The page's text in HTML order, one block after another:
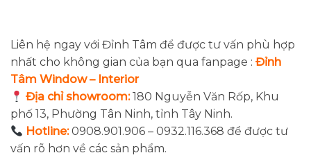
Liên hệ ngay với Đỉnh Tâm để được tư vấn phù hợp
nhất cho không gian của bạn qua fanpage : Đỉnh
Tâm Window – Interior
Địa chỉ showroom:180 Nguyễn Văn Rốp, Khu
phố 13, Phường Tân Ninh, tỉnh Tây Ninh.
Hotline: 0908.901.906 – 0932.116.368 để được tư
vấn rõ hơn về các sản phẩm.